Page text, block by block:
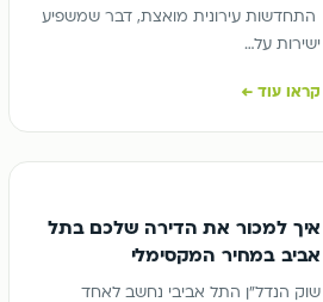
התחדשות עירונית מואצת, דבר שמשפיע
ישירות על…
קראו עוד ←
איך למכור את הדירה שלכם בתל
אביב במחיר המקסימלי
שוק הנדל"ן התל אביבי נחשב לאחד